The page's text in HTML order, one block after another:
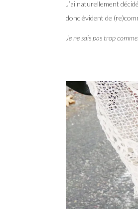
J’ai naturellement
donc évident de
Je ne sais pas trop